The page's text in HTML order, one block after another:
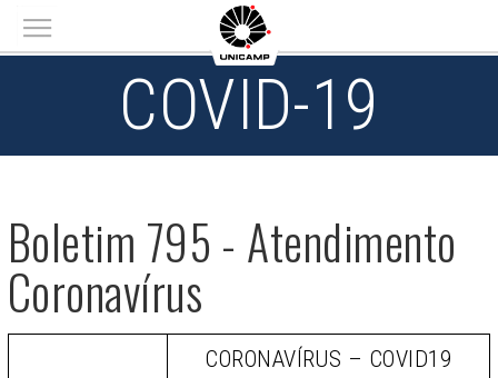
Main menu
COVID-19
Boletim 795 - Atendimento
Coronavírus
CORONAVÍRUS – COVID19